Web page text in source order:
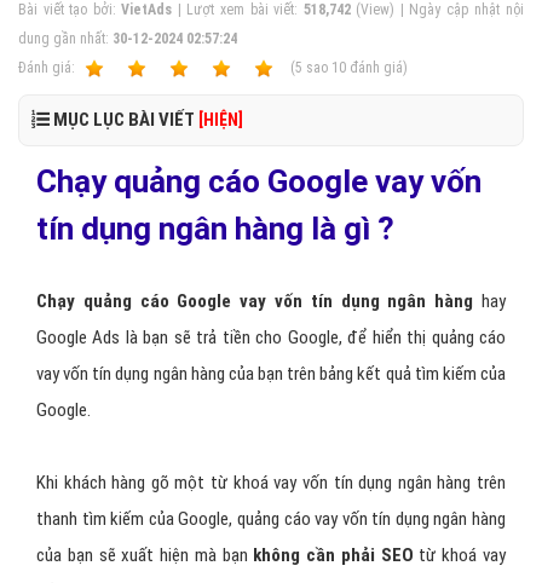
Bài viết tạo bởi:VietAds | Lượt xem bài viết: 518,742(View) | Ngày cập nhật nội
dung gần nhất: 30-12-2024 02:57:24
Ðánh giá:
(5 sao 10 đánh giá)
MỤC LỤC BÀI VIẾT [HIỆN]
Chạy quảng cáo Google vay vốn
tín dụng ngân hàng là gì ?
Chạy quảng cáo Google vay vốn tín dụng ngân hàng hay
Google Ads là bạn sẽ trả tiền cho Google, để hiển thị quảng cáo
vay vốn tín dụng ngân hàng của bạn trên bảng kết quả tìm kiếm của
Google.
Khi khách hàng gõ một từ khoá vay vốn tín dụng ngân hàng trên
thanh tìm kiếm của Google, quảng cáo vay vốn tín dụng ngân hàng
của bạn sẽ xuất hiện mà bạn không cần phải SEO từ khoá vay